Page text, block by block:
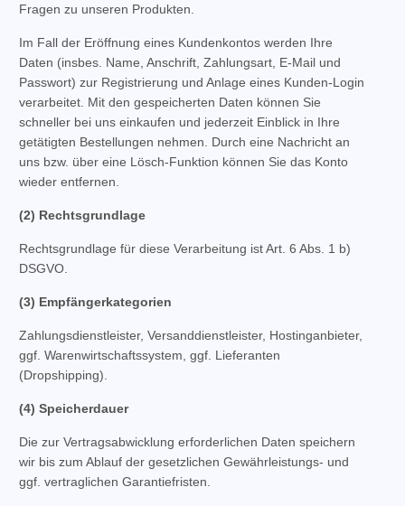
Fragen zu unseren Produkten.
Im Fall der Eröffnung eines Kundenkontos werden Ihre
Daten (insbes. Name, Anschrift, Zahlungsart, E-Mail und
Passwort) zur Registrierung und Anlage eines Kunden-Login
verarbeitet. Mit den gespeicherten Daten können Sie
schneller bei uns einkaufen und jederzeit Einblick in Ihre
getätigten Bestellungen nehmen. Durch eine Nachricht an
uns bzw. über eine Lösch-Funktion können Sie das Konto
wieder entfernen.
(2) Rechtsgrundlage
Rechtsgrundlage für diese Verarbeitung ist Art. 6 Abs. 1 b)
DSGVO.
(3) Empfängerkategorien
Zahlungsdienstleister, Versanddienstleister, Hostinganbieter,
ggf. Warenwirtschaftssystem, ggf. Lieferanten
(Dropshipping).
(4) Speicherdauer
Die zur Vertragsabwicklung erforderlichen Daten speichern
wir bis zum Ablauf der gesetzlichen Gewährleistungs- und
ggf. vertraglichen Garantiefristen.